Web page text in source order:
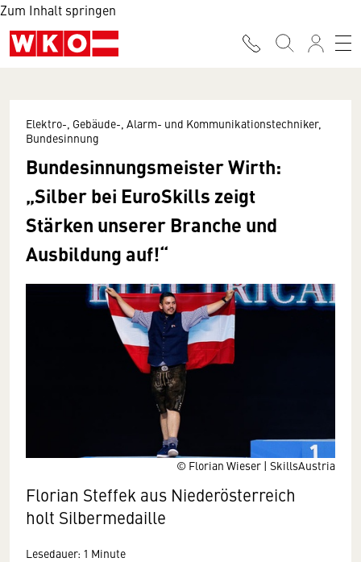
Zum Inhalt springen
© Florian Wieser | SkillsAustria
Elektro-, Gebäude-, Alarm- und Kommunikationstechniker,
Bundesinnung
Bundesinnungsmeister Wirth:
„Silber bei EuroSkills zeigt
Stärken unserer Branche und
Ausbildung auf!“
Florian Steffek aus Niederösterreich
holt Silbermedaille
Lesedauer: 1 Minute